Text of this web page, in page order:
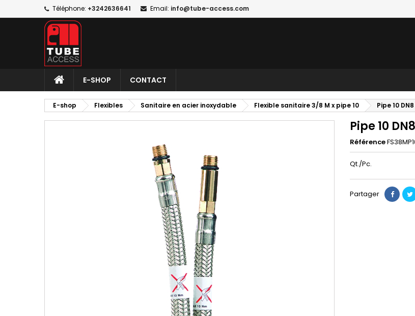
Téléphone: +3242636641 Email: info@tube-access.com
E-SHOP CONTACT
E-shop Flexibles Sanitaire en acier inoxydable Flexible sanitaire 3/8 M x pipe 10 Pipe 10
Pipe 10
Référence
Qt./Pc.
Partager